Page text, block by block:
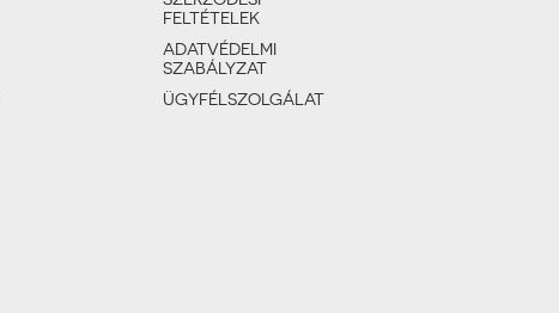
FELTÉTELEK
ADATVÉDELMI
SZABÁLYZAT
ÜGYFÉLSZOLGÁLAT